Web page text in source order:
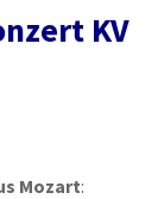
KV
Mozart: